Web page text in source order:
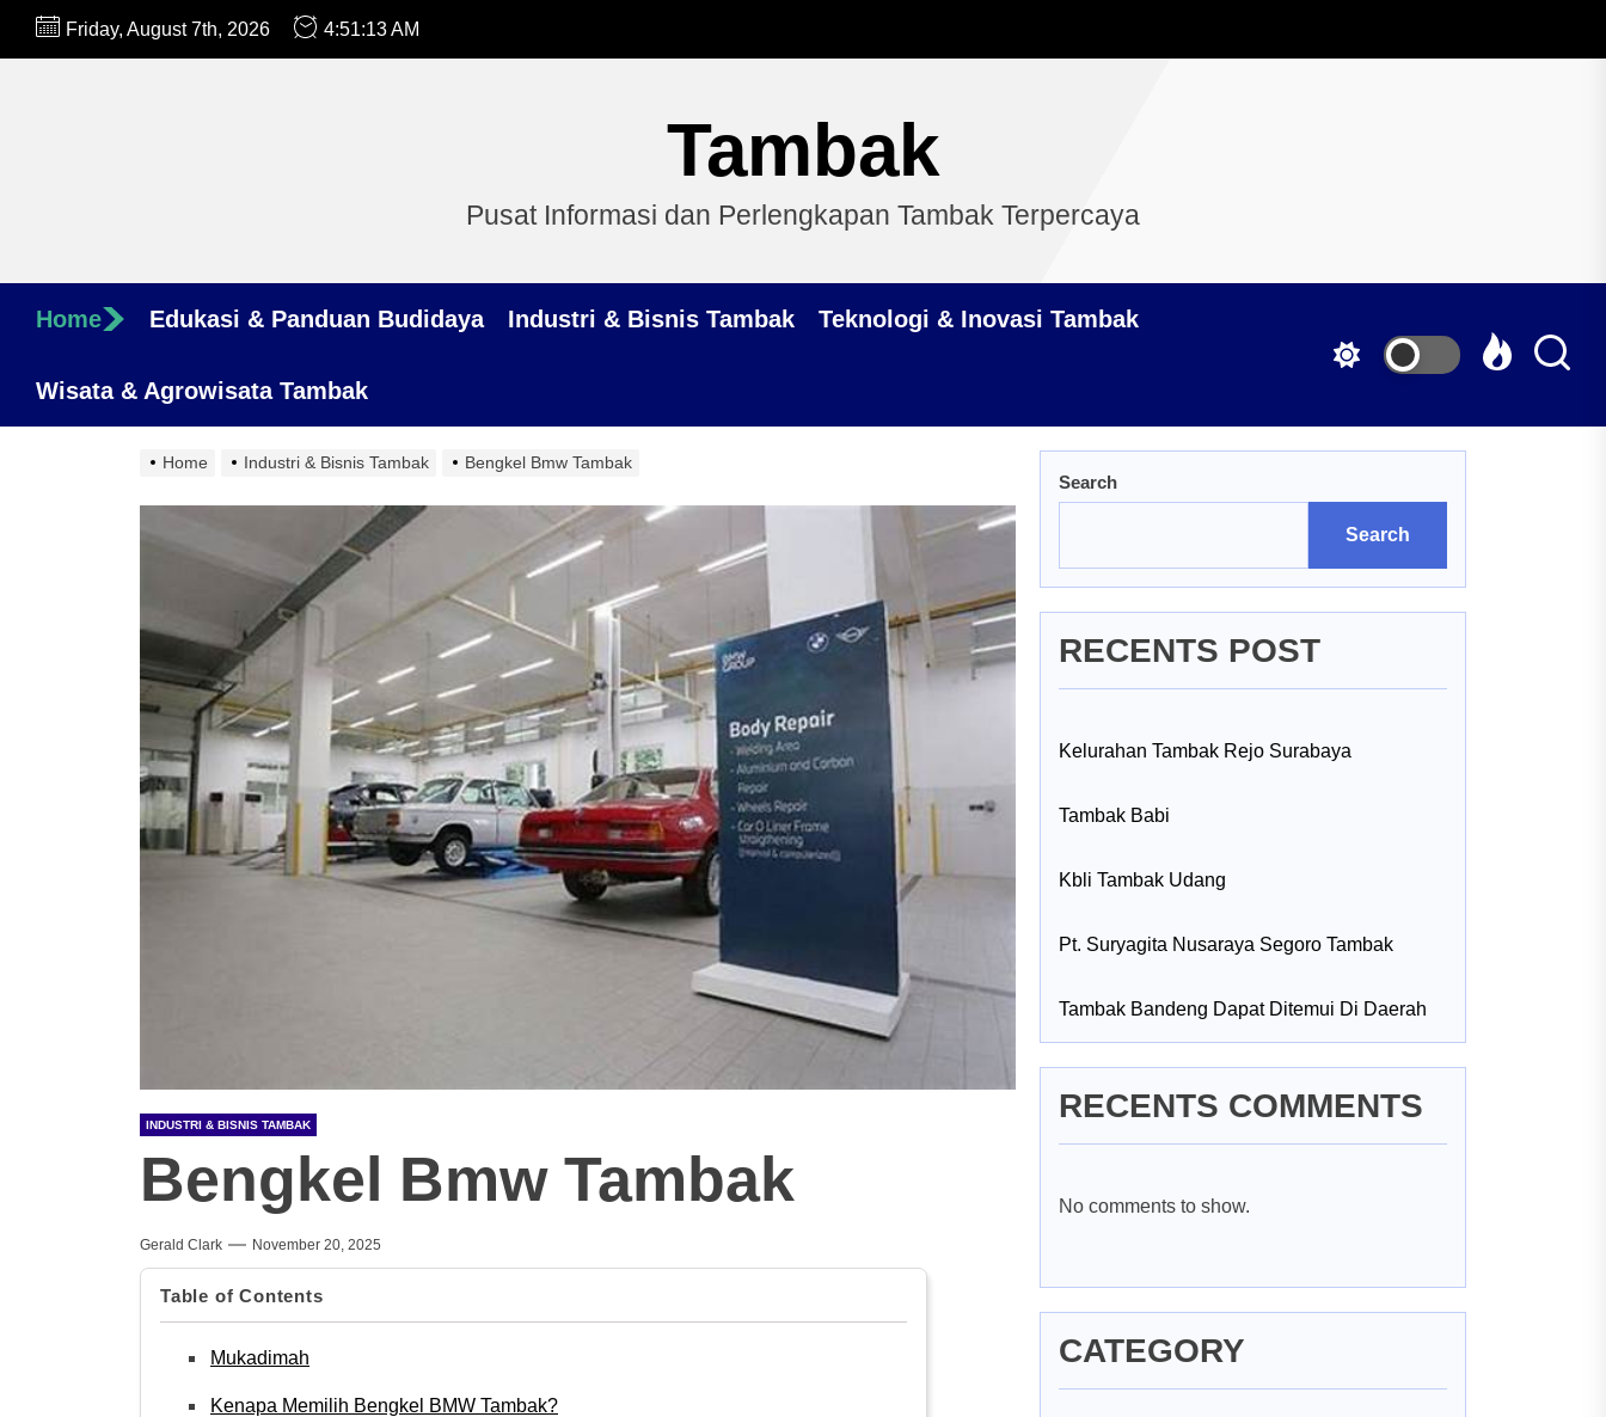
Skip
Friday, August 7th, 2026 4:51:14 AM
Tambak
Pusat Informasi dan Perlengkapan Tambak Terpercaya
Home Edukasi & Panduan Budidaya Industri & Bisnis Tambak Teknologi & Inovasi Tambak
Wisata & Agrowisata Tambak
Home Industri & Bisnis Tambak Bengkel Bmw Tambak
INDUSTRI & BISNIS TAMBAK
Bengkel Bmw Tambak
Gerald Clark November 20, 2025
Table of Contents
Mukadimah
Kenapa Memilih Bengkel BMW Tambak?
Search
Search
RECENTS POST
Kelurahan Tambak Rejo Surabaya
Tambak Babi
Kbli Tambak Udang
Pt. Suryagita Nusaraya Segoro Tambak
Tambak Bandeng Dapat Ditemui Di Daerah
RECENTS COMMENTS
No comments to show.
CATEGORY